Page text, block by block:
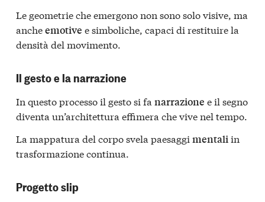
Le geometrie che emergono non sono solo visive, ma
ancheemotive e simboliche, capaci di restituire la
densità del movimento.
Il gesto e la narrazione
In questo processo il gesto si fa narrazione e il segno
diventa un’architettura effimera che vive nel tempo.
La mappatura del corpo svela paesaggi mentali in
trasformazione continua.
Progetto slip